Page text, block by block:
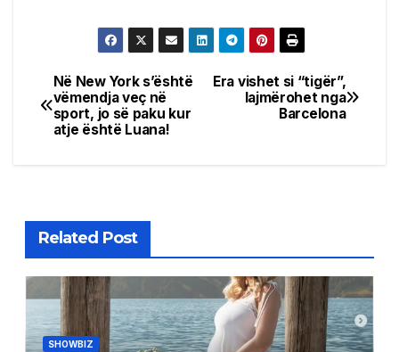
Post
navigation
Era vishet si “tigër”,
lajmërohet nga
Barcelona
Në New York s’është
vëmendja veç në
sport, jo së paku kur
atje është Luana!
Related Post
SHOWBIZ